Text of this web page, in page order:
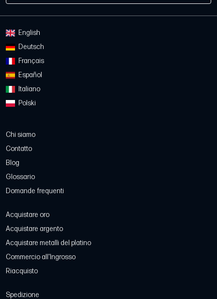
English
Deutsch
Français
Español
Italiano
Polski
Chi siamo
Contatto
Blog
Glossario
Domande frequenti
Acquistare oro
Acquistare argento
Acquistare metalli del platino
Commercio all'Ingrosso
Riacquisto
Spedizione